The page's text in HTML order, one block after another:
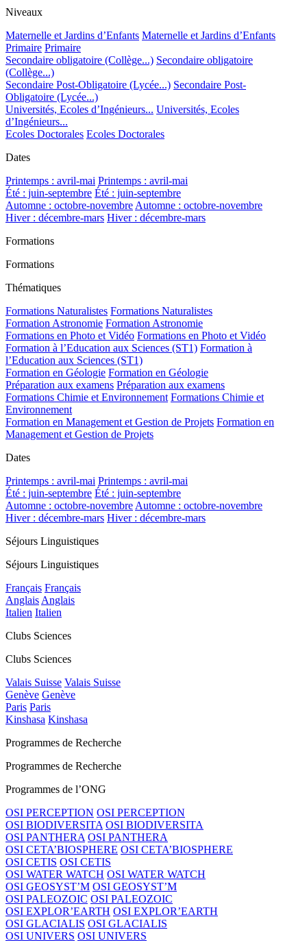
Niveaux
Maternelle et Jardins d’Enfants Maternelle et Jardins d’Enfants
Primaire Primaire
Secondaire obligatoire (Collège...) Secondaire obligatoire
(Collège...)
Secondaire Post-Obligatoire (Lycée...) Secondaire Post-
Obligatoire (Lycée...)
Universités, Ecoles d’Ingénieurs... Universités, Ecoles
d’Ingénieurs...
Ecoles Doctorales Ecoles Doctorales
Dates
Printemps : avril-mai Printemps : avril-mai
Été : juin-septembre Été : juin-septembre
Automne : octobre-novembre Automne : octobre-novembre
Hiver : décembre-mars Hiver : décembre-mars
Formations
Formations
Thématiques
Formations Naturalistes Formations Naturalistes
Formation Astronomie Formation Astronomie
Formations en Photo et Vidéo Formations en Photo et Vidéo
Formation à l’Education aux Sciences (ST1) Formation à
l’Education aux Sciences (ST1)
Formation en Géologie Formation en Géologie
Préparation aux examens Préparation aux examens
Formations Chimie et Environnement Formations Chimie et
Environnement
Formation en Management et Gestion de Projets Formation en
Management et Gestion de Projets
Dates
Printemps : avril-mai Printemps : avril-mai
Été : juin-septembre Été : juin-septembre
Automne : octobre-novembre Automne : octobre-novembre
Hiver : décembre-mars Hiver : décembre-mars
Séjours Linguistiques
Séjours Linguistiques
Français Français
Anglais Anglais
Italien Italien
Clubs Sciences
Clubs Sciences
Valais Suisse Valais Suisse
Genève Genève
Paris Paris
Kinshasa Kinshasa
Programmes de Recherche
Programmes de Recherche
Programmes de l’ONG
OSI PERCEPTION OSI PERCEPTION
OSI BIODIVERSITA OSI BIODIVERSITA
OSI PANTHERA OSI PANTHERA
OSI CETA’BIOSPHERE OSI CETA’BIOSPHERE
OSI CETIS OSI CETIS
OSI WATER WATCH OSI WATER WATCH
OSI GEOSYST’M OSI GEOSYST’M
OSI PALEOZOIC OSI PALEOZOIC
OSI EXPLOR’EARTH OSI EXPLOR’EARTH
OSI GLACIALIS OSI GLACIALIS
OSI UNIVERS OSI UNIVERS